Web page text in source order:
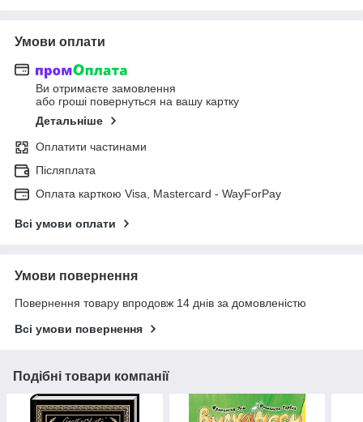
Умови оплати
Ви отримаєте замовлення
або гроші повернуться на вашу картку
Детальніше
Оплатити частинами
Післяплата
Оплата карткою Visa, Mastercard - WayForPay
Всі умови оплати
Умови повернення
Повернення товару впродовж 14 днів за домовленістю
Всі умови повернення
Подібні товари компанії